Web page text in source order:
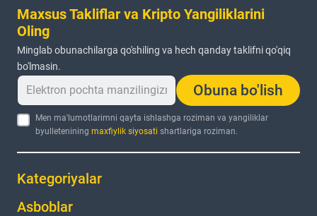
Maxsus Takliflar va Kripto Yangiliklarini
Oling
Minglab obunachilarga qo'shiling va hech qanday taklifni qo'qiq
bo'lmasin.
Obuna bo'lish
Men ma'lumotlarimni qayta ishlashga roziman va yangiliklar
byulleteniningmaxfiylik siyosati shartlariga roziman.
Kategoriyalar
Asboblar